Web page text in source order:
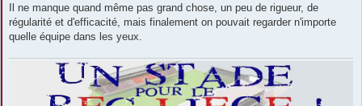
Il ne manque quand même pas grand chose, un peu de rigueur, de
régularité et d'efficacité, mais finalement on pouvait regarder n'importe
quelle équipe dans les yeux.